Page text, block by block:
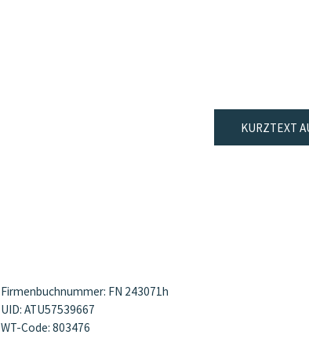
KURZTEXT
Firmenbuchnummer: FN 243071h
UID: ATU57539667
WT-Code: 803476